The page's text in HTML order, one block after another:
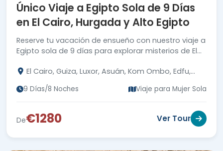
Único Viaje a Egipto Sola de 9 Días
en El Cairo, Hurgada y Alto Egipto
Reserve tu vacación de ensueño con nuestro viaje a
Egipto sola de 9 días para explorar misterios de El
El Cairo, Guiza, Luxor, Asuán, Kom Ombo, Edfu,
Hurgada
9 Días/8 Noches Viaje para Mujer Sola
De€1280 Ver Tour